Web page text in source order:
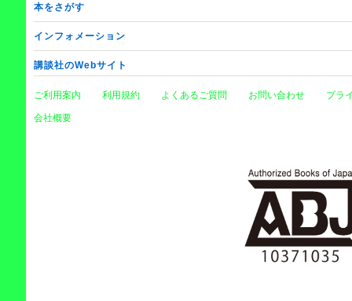
本をさがす
インフォメーション
講談社のWebサイト
ご利用案内 利用規約 よくあるご質問 お問い合わせ プラ
会社概要